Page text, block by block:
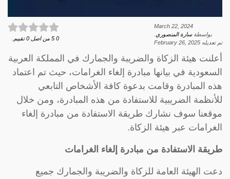
March 22, 2024
بواسطةسارة المنصوري
تم تعديله February 26, 2025
0
5 من اصل 0 تقييم.
أعلنت هيئة الزكاة والضريبة والجمارك في المملكة العربية
السعودية في بيانها مبادرة إلغاء الغرامات، حيث تم اعتماد
هذه المبادرة وقامت بدعوة كافة الأشخاص التابعي
للأنظمة الضريبية للاستفادة من هذه المبادرة، ومن خلال
موقعنا سوف نشارك طريقة الاستفادة من مبادرة إلغاء
الغرامات عبر هيئة الزكاة.
طريقة الاستفادة من مبادرة إلغاء الغرامات
دعت الهيئة العامة للزكاة والضريبة والجمارك جميع